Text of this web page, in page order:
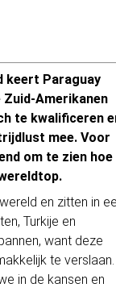
keert Paraguay
Amerikanen
te kwalificeren
mee. Voor
om te zien hoe
en zitten in
Turkije en
want deze
te
in de kansen en